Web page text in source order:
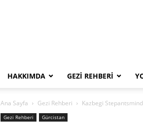
HAKKIMDA GEZI REHBERI
Ana Sayfa Gezi Rehberi Kazbegi
Gezi Rehberi Gürcistan